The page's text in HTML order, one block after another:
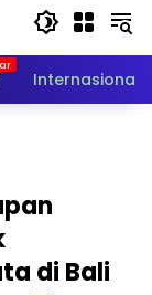
Internasional
di Bali